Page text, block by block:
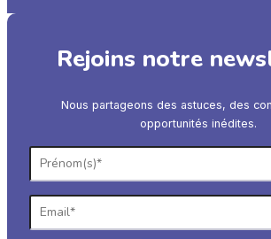
Rejoins notre
Nous partageons des astuces, des
opportunités inédites.